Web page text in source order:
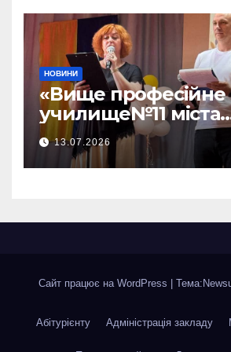
НОВИНИ
«Вище професійне
училище№11 міста
ВИПУСК 2026!
13.07.2026
Сайт працює на WordPress |
Абітурієнту Адміністрація закладу